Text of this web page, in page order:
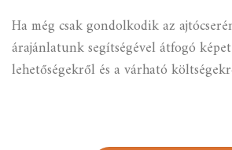
Ha még csak gondolkodik az
árajánlatunk segítségével átfogó
lehetőségekről és a várható